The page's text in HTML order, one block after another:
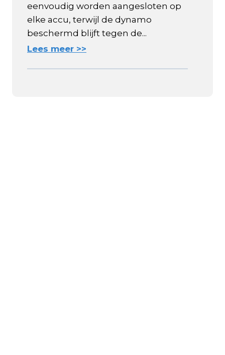
eenvoudig worden aangesloten op
elke accu, terwijl de dynamo
beschermd blijft tegen de...
Lees meer >>